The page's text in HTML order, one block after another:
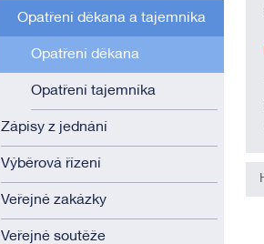
Opatření děkana a tajemníka
Opatření děkana
Opatření tajemníka
Zápisy z jednání
Výběrová řízení
Veřejné zakázky
Veřejné soutěže